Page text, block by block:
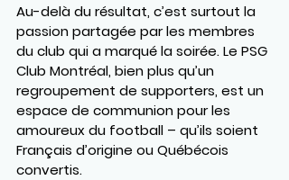
Au-delà du résultat, c’est surtout la
passion partagée par les membres
du club qui a marqué la soirée. Le PSG
Club Montréal, bien plus qu’un
regroupement de supporters, est un
espace de communion pour les
amoureux du football – qu’ils soient
Français d’origine ou Québécois
convertis.